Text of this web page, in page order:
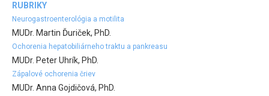
RUBRIKY
Neurogastroenterológia a motilita
MUDr. Martin Ďuriček, PhD.
Ochorenia hepatobiliárneho traktu a pankreasu
MUDr. Peter Uhrík, PhD.
Zápalové ochorenia čriev
MUDr. Anna Gojdičová, PhD.